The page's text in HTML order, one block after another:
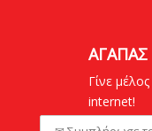
ΑΓΑΠΑΣ
Γίνε
internet!